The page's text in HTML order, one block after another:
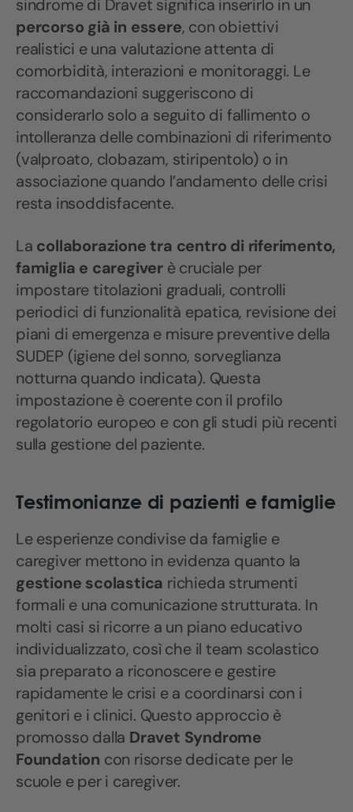
sindrome di Dravet significa inserirlo in un
percorso già in essere, con obiettivi
realistici e una valutazione attenta di
comorbidità, interazioni e monitoraggi. Le
raccomandazioni suggeriscono di
considerarlo solo a seguito di fallimento o
intolleranza delle combinazioni di riferimento
(valproato, clobazam, stiripentolo) o in
associazione quando l’andamento delle crisi
resta insoddisfacente.
La collaborazione tra centro di riferimento,
famiglia e caregiver è cruciale per
impostare titolazioni graduali, controlli
periodici di funzionalità epatica, revisione dei
piani di emergenza e misure preventive della
SUDEP (igiene del sonno, sorveglianza
notturna quando indicata). Questa
impostazione è coerente con il profilo
regolatorio europeo e con gli studi più recenti
sulla gestione del paziente.
Testimonianze di pazienti e famiglie
Le esperienze condivise da famiglie e
caregiver mettono in evidenza quanto la
gestione scolastica richieda strumenti
formali e una comunicazione strutturata. In
molti casi si ricorre a un piano educativo
individualizzato, così che il team scolastico
sia preparato a riconoscere e gestire
rapidamente le crisi e a coordinarsi con i
genitori e i clinici. Questo approccio è
promosso dalla Dravet Syndrome
Foundation con risorse dedicate per le
scuole e per i caregiver.